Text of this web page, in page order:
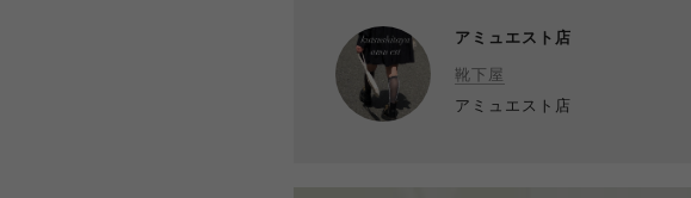
アミュエスト店
靴下屋
アミュエスト店